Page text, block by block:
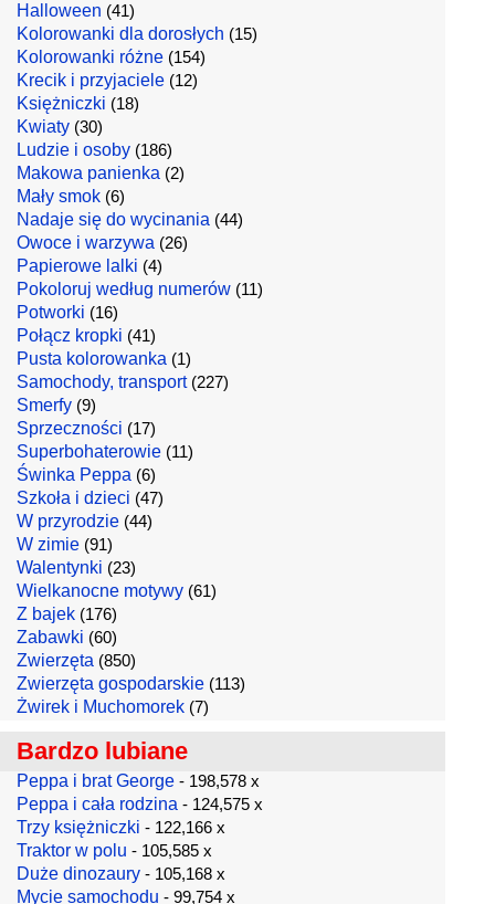
Halloween (41)
Kolorowanki dla dorosłych (15)
Kolorowanki różne (154)
Krecik i przyjaciele (12)
Księżniczki (18)
Kwiaty (30)
Ludzie i osoby (186)
Makowa panienka (2)
Mały smok (6)
Nadaje się do wycinania (44)
Owoce i warzywa (26)
Papierowe lalki (4)
Pokoloruj według numerów (11)
Potworki (16)
Połącz kropki (41)
Pusta kolorowanka (1)
Samochody, transport(227)
Smerfy (9)
Sprzeczności (17)
Superbohaterowie (11)
Świnka Peppa (6)
Szkoła i dzieci (47)
W przyrodzie (44)
W zimie (91)
Walentynki (23)
Wielkanocne motywy (61)
Z bajek (176)
Zabawki (60)
Zwierzęta (850)
Zwierzęta gospodarskie (113)
Żwirek i Muchomorek (7)
Bardzo lubiane
Peppa i brat George - 198,578 x
Peppa i cała rodzina - 124,575 x
Trzy księżniczki - 122,166 x
Traktor w polu - 105,585 x
Duże dinozaury - 105,168 x
Mycie samochodu - 99,754 x